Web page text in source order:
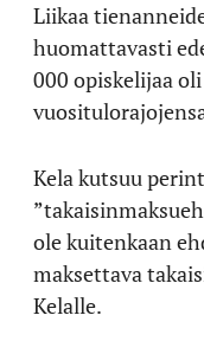
Liikaa
huomattavasti
000 opiskelijaa
Kela kutsuu
ole kuitenkaan
maksettava
Kelalle.